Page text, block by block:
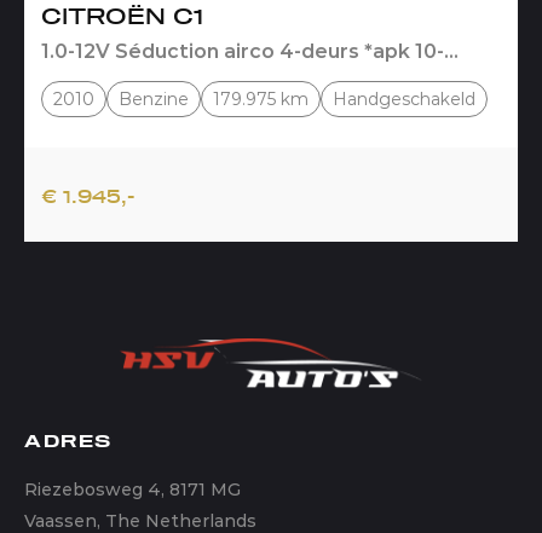
CITROËN C1
1.0-12V Séduction airco 4-deurs *apk 10-
2010 Benzine 179.975 km Handgeschakeld
€ 1.945,-
ADRES
Riezebosweg 4, 8171 MG
Vaassen, The Netherlands